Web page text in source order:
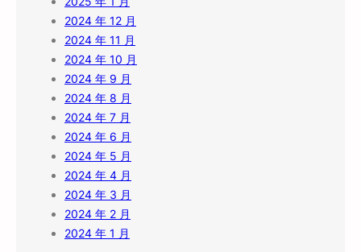
2024 年 12 月
2024 年 11 月
2024 年 10 月
2024 年 9 月
2024 年 8 月
2024 年 7 月
2024 年 6 月
2024 年 5 月
2024 年 4 月
2024 年 3 月
2024 年 2 月
2024 年 1 月